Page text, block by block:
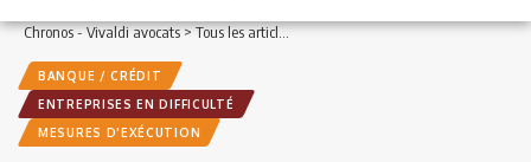
Chronos - Vivaldi avocats>Tous les articles >Affaires / Finances>Entreprises en
BANQUE / CRÉDIT
ENTREPRISES EN DIFFICULTÉ
MESURES D'EXÉCUTION